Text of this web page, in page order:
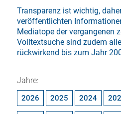
Transparenz ist wichtig,
veröffentlichten
Mediatope der vergangenen
Volltextsuchesind zudem
rückwirkend bis zum Jahr
Jahre:
2026 2025 2024